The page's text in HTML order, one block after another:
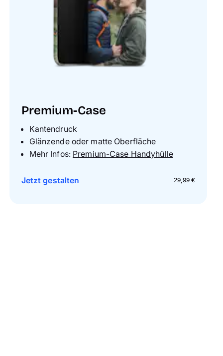
Premium-Case
Kantendruck
Glänzende oder matte Oberfläche
Mehr Infos: Premium-Case Handyhülle
29,99 €
Jetzt gestalten